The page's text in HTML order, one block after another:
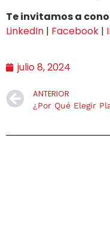
Te invitamos a
LinkedIn | Facebook |
julio 8, 2024
ANTERIOR